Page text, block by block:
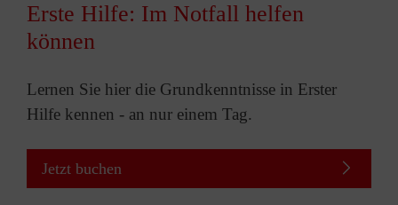
Erste Hilfe: Im Notfall helfen
können
Lernen Sie hier die Grundkenntnisse in Erster
Hilfe kennen - an nur einem Tag.
Jetzt buchen